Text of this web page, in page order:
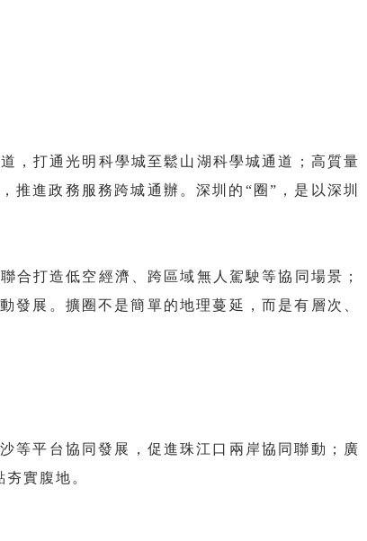
，打通光明科學城至鬆山湖科學城通道；高質量
進政務服務跨城通辦。深圳的“圈”，是以深圳
合打造低空經濟、跨區域無人駕駛等協同場景；
發展。擴圈不是簡單的地理蔓延，而是有層次、
等平台協同發展，促進珠江口兩岸協同聯動；廣
實腹地。